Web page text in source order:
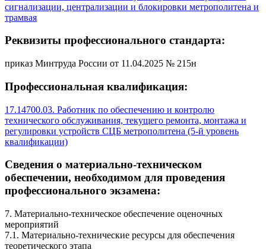
сигнализации, централизации и блокировки метрополитена и
трамвая
Реквизиты профессионального стандарта:
приказ Минтруда России от 11.04.2025 № 215н
Профессиональная квалификация:
17.14700.03. Работник по обеспечению и контролю
технического обслуживания, текущего ремонта, монтажа и
регулировки устройств СЦБ метрополитена (5-й уровень
квалификации)
Сведения о материально-техническом
обеспечении, необходимом для проведения
профессионального экзамена:
7. Материально-техническое обеспечение оценочных
мероприятий
7.1. Материально-технические ресурсы для обеспечения
теоретического этапа